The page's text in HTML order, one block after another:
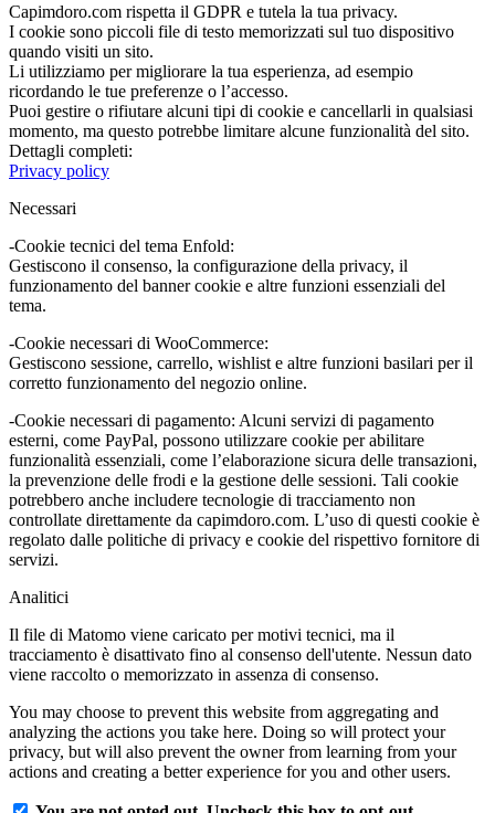
Capimdoro.com rispetta il GDPR e tutela la tua privacy.
I cookie sono piccoli file di testo memorizzati sul tuo dispositivo
quando visiti un sito.
Li utilizziamo per migliorare la tua esperienza, ad esempio
ricordando le tue preferenze o l’accesso.
Puoi gestire o rifiutare alcuni tipi di cookie e cancellarli in qualsiasi
momento, ma questo potrebbe limitare alcune funzionalità del sito.
Dettagli completi:
Privacy policy
Necessari
-Cookie tecnici del tema Enfold:
Gestiscono il consenso, la configurazione della privacy, il
funzionamento del banner cookie e altre funzioni essenziali del
tema.
-Cookie necessari di WooCommerce:
Gestiscono sessione, carrello, wishlist e altre funzioni basilari per il
corretto funzionamento del negozio online.
-Cookie necessari di pagamento: Alcuni servizi di pagamento
esterni, come PayPal, possono utilizzare cookie per abilitare
funzionalità essenziali, come l’elaborazione sicura delle transazioni,
la prevenzione delle frodi e la gestione delle sessioni. Tali cookie
potrebbero anche includere tecnologie di tracciamento non
controllate direttamente da capimdoro.com. L’uso di questi cookie è
regolato dalle politiche di privacy e cookie del rispettivo fornitore di
servizi.
Analitici
Il file di Matomo viene caricato per motivi tecnici, ma il
tracciamento è disattivato fino al consenso dell'utente. Nessun dato
viene raccolto o memorizzato in assenza di consenso.
You may choose to prevent this website from aggregating and
analyzing the actions you take here. Doing so will protect your
privacy, but will also prevent the owner from learning from your
actions and creating a better experience for you and other users.